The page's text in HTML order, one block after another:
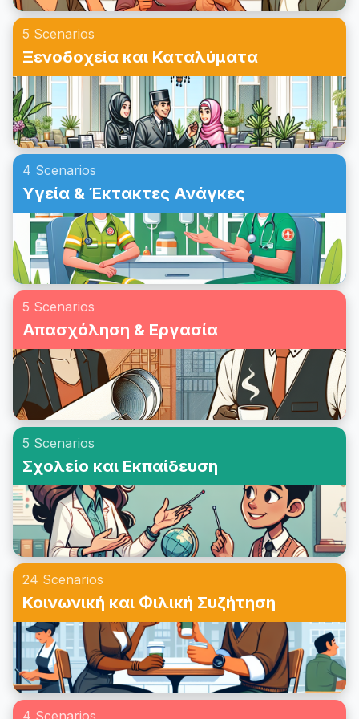
πάρτι στα αγγλικά!
5 Scenarios
Ξενοδοχεία και Καταλύματα
4 Scenarios
Υγεία & Έκτακτες Ανάγκες
5 Scenarios
Απασχόληση & Εργασία
5 Scenarios
Σχολείο και Εκπαίδευση
24 Scenarios
Κοινωνική και Φιλική Συζήτηση
4 Scenarios